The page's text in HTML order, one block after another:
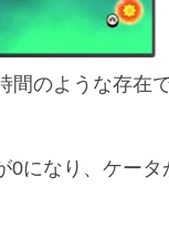
間のような存在
0になり、ケー